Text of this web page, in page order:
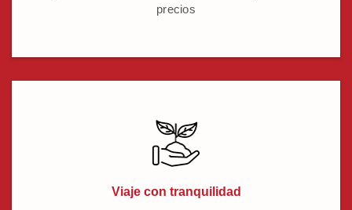
precios
Viaje con tranquilidad